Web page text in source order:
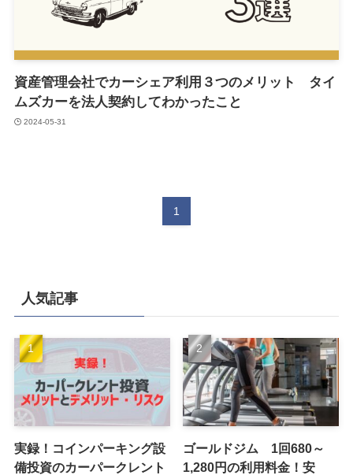
資産管理会社でカーシェア利用３つのメリット タイ
ムズカーを法人契約してわかったこと
2024-05-31
1
人気記事
実録！コインパーキング設
備投資のカーパークレント
ゴールドジム 1回680～
1,280円の利用料金！安